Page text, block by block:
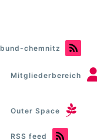
bund-chemnitz
Mitgliederbereich
Outer Space
RSS feed